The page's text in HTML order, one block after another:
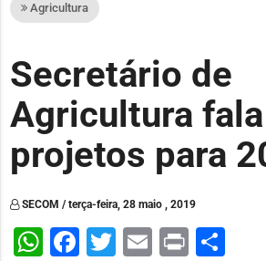
Agricultura
Secretário de
Agricultura
projetos para
SECOM / terça-feira, 28 maio , 2019
WhatsApp
Facebook
Twitter
Email
Print